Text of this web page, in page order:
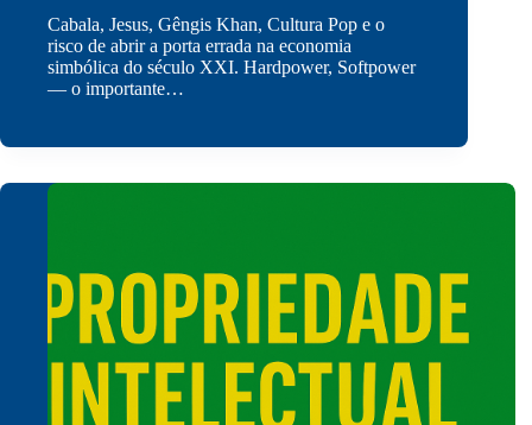
Cabala, Jesus, Gêngis Khan, Cultura Pop e o
risco de abrir a porta errada na economia
simbólica do século XXI. Hardpower, Softpower
— o importante…